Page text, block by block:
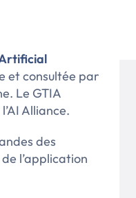
et consultée par
Le GTIA
Alliance.
des
l’application